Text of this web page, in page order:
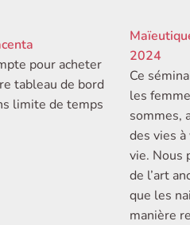
pour acheter
tableau de bord
limite de temps
2024
Ce
les
sommes,
des vies
vie. Nous
de l’art
que les
manière